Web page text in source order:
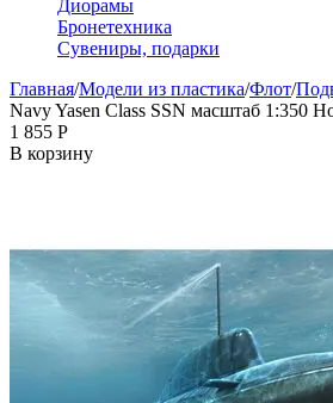
Диорамы
Бронетехника
Сувениры, подарки
Главная/Модели из пластика/Флот/
Navy Yasen Class SSN масштаб 1:350
1 855 Р
В корзину